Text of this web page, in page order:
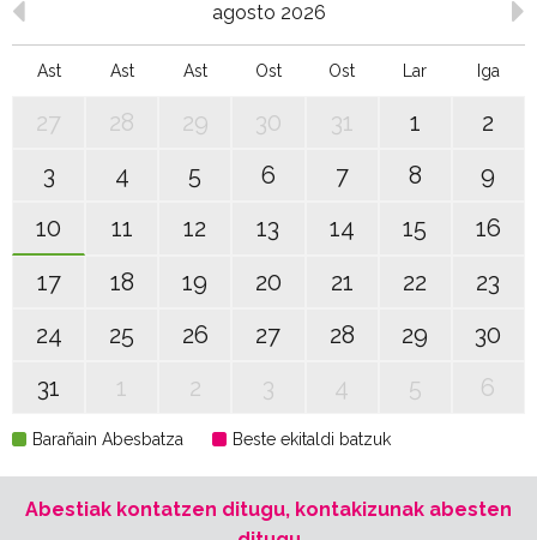
agosto 2026
Ast Ast Ast Ost Ost Lar Iga
27 28 29 30 31 1
2
3
4 5 6 7 8
9
10
11 12 13 14 15
16
17
18 19 20 21 22
23
24
25 26 27 28 29
30
31
1 2 3 4 5 6
Barañain Abesbatza Beste ekitaldi batzuk
Abestiak kontatzen ditugu, kontakizunak abesten